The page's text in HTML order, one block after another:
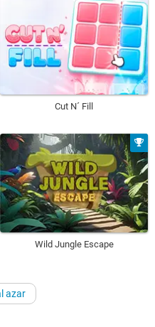
Cut N´ Fill
Wild Jungle Escape
azar